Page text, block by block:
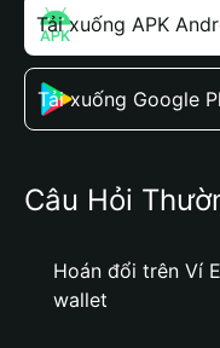
Tải xuống APK
Tải xuống Google
Câu Hỏi
Hoán đổi trên Ví
wallet